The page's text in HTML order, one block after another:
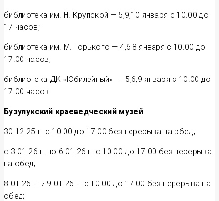
библиотека им. Н. Крупской — 5,9,10 января с 10.00 до
17 часов;
библиотека им. М. Горького — 4,6,8 января с 10.00 до
17.00 часов;
библиотека ДК «Юбилейный» — 5,6,9 января с 10.00 до
17.00 часов.
Бузулукский краеведческий музей
30.12.25 г. с 10.00 до 17.00 без перерыва на обед;
с 3.01.26 г. по 6.01.26 г. с 10.00 до 17.00 без перерыва
на обед;
8.01.26 г. и 9.01.26 г. с 10.00 до 17.00 без перерыва на
обед;